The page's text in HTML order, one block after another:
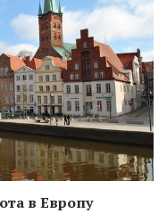
в Европу